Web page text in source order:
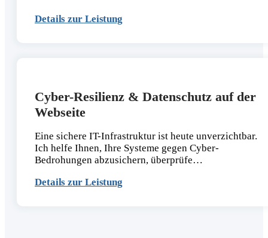
Details zur Leistung
Cyber-Resilienz & Datenschutz auf der
Webseite
Eine sichere IT-Infrastruktur ist heute unverzichtbar.
Ich helfe Ihnen, Ihre Systeme gegen Cyber-
Bedrohungen abzusichern, überprüfe…
Details zur Leistung